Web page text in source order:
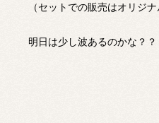
（セットでの販売はオリジ
明日は少し波あるのかな？